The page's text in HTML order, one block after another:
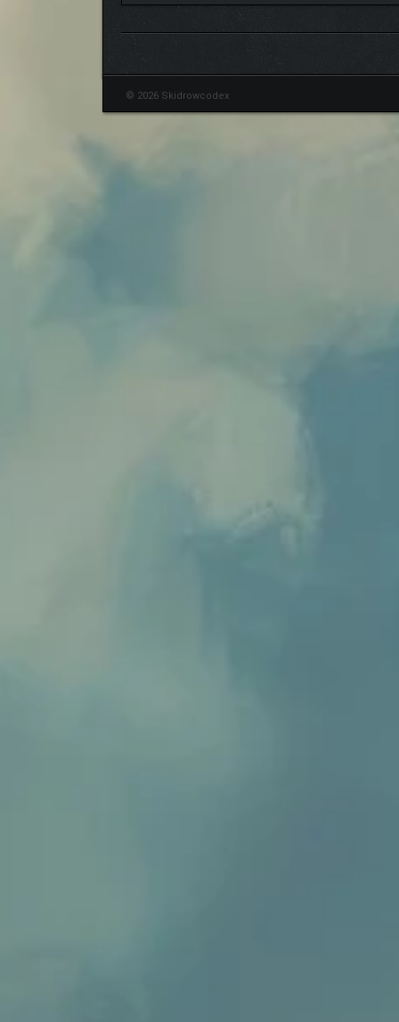
© 2026 Skidrowcodex